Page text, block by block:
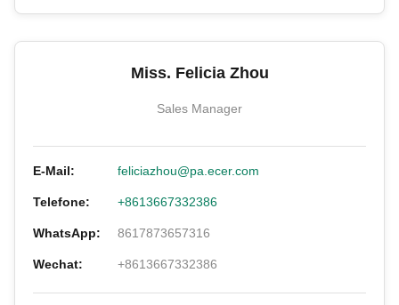
Miss. Felicia Zhou
Sales Manager
E-Mail: feliciazhou@pa.ecer.com
Telefone: +8613667332386
WhatsApp: 8617873657316
Wechat: +8613667332386